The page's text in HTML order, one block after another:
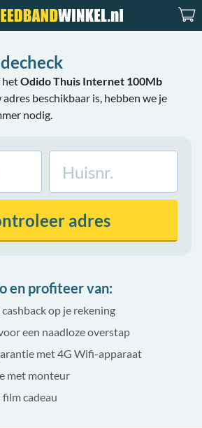
hetOdido Thuis Internet 100Mb
beschikbaar is, hebben we je
nodig.
adres
en profiteer van:
op je rekening
een naadloze overstap
met 4G Wifi-apparaat
met monteur
film cadeau